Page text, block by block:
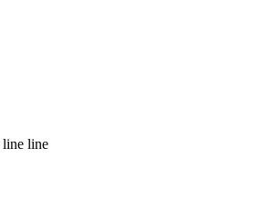
line line